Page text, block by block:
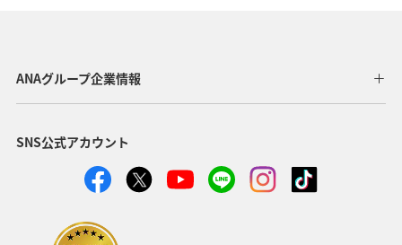
ワーケーション（家族） 温泉 一人旅
ワーケーション（単身）
マリンスポーツ アユ 札幌
神奈川県
ANAグループ企業情報
SNS公式アカウント